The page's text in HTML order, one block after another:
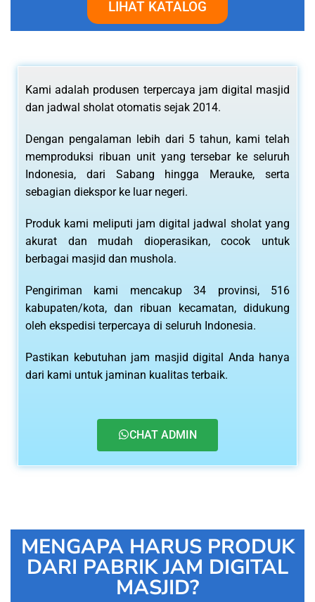
LIHAT KATALOG
Kami adalah produsen terpercaya jam digital masjid
dan jadwal sholat otomatis sejak 2014.
Dengan pengalaman lebih dari 5 tahun, kami telah
memproduksi ribuan unit yang tersebar ke seluruh
Indonesia, dari Sabang hingga Merauke, serta
sebagian diekspor ke luar negeri.
Produk kami meliputi jam digital jadwal sholat yang
akurat dan mudah dioperasikan, cocok untuk
berbagai masjid dan mushola.
Pengiriman kami mencakup 34 provinsi, 516
kabupaten/kota, dan ribuan kecamatan, didukung
oleh ekspedisi terpercaya di seluruh Indonesia.
Pastikan kebutuhan jam masjid digital Anda hanya
dari kami untuk jaminan kualitas terbaik.
CHAT ADMIN
MENGAPA HARUS PRODUK
DARI PABRIK JAM DIGITAL
MASJID?